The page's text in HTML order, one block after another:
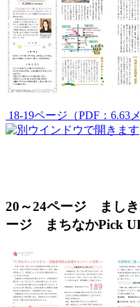
18-19ページ（PDF：6.63
20～24ページ ましき
ージ まちなかPick